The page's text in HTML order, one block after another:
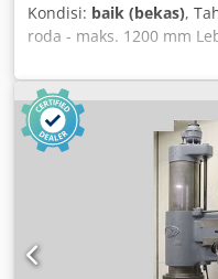
Kondisi: baik (bekas),
roda - maks. 1200 mm
16 Modul - min. 0,5
spindle/meja 920 mm
Kontrol Bosch MTX
benda kerja maks. untuk
Djdpfewzmpzex Almskr
50-1000 langkah/menit
meja 320 mm Jarak
penggerak kepala
KVA Berat mesin sekitar
6,5x2,9x4 m M8160132